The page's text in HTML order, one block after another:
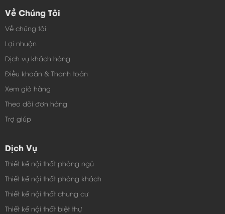
Về Chúng Tôi
Về chúng tôi
Lợi nhuận
Dịch vụ khách hàng
Điều khoản & Thanh toán
Xem giỏ hàng
Theo dõi đơn hàng
Trợ giúp
Dịch Vụ
Thiết kế nội thất phòng ngủ
Thiết kế nội thất phòng khách
Thiết kế nội thất chung cư
Thiết kế nội thất biệt thự